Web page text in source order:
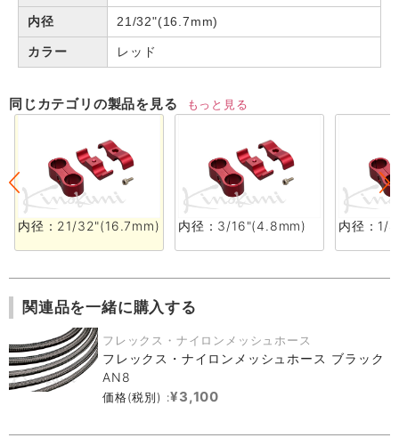
内径 21/32"(16.7mm)
カラー レッド
同じカテゴリの製品を見る もっと見る
内径：21/32"(16.7mm) 内径：3/16"(4.8mm) 内径：1/
関連品を一緒に購入する
フレックス・ナイロンメッシュホース
フレックス・ナイロンメッシュホース ブラック
AN8
価格(税別) :¥3,100